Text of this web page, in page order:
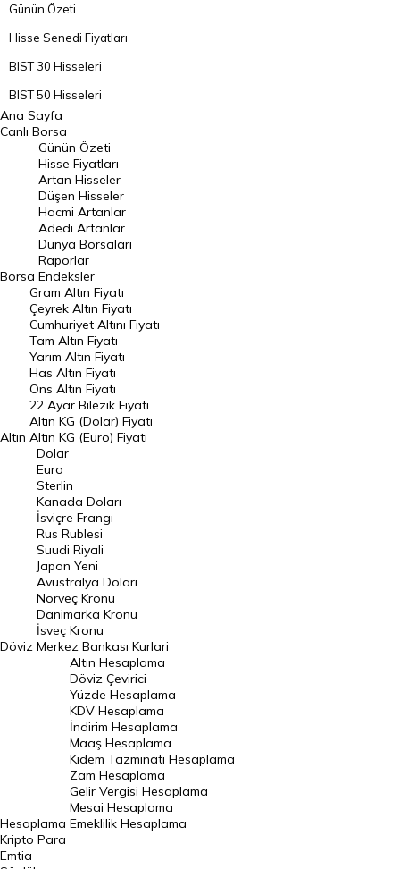
Günün Özeti
Hisse Senedi Fiyatları
BIST 30 Hisseleri
BIST 50 Hisseleri
BIST 100 Hisseleri
En Çok Artan Hisseler
En Çok Düşen Hisseler
Hacmi Artanlar
Geçmiş Kapanışlar
Dünya Borsaları
Raporlar
Endeksler
DÖVİZ
Döviz Kuru
Dolar Kuru
Euro Kuru
Pound Kuru
Frank Kuru
Riyal Kuru
Avustralya Doları
Danimarka Kronu Kuru
Kanada Doları Kuru
Norveç Kronu Kuru
İsveç Kronu Kuru
Japon Yeni Kuru
Serbest Piyasa Döviz Kurları
Merkez Bankası Döviz Kurları
Altın Fiyatları
Gram Altın Fiyatı
Ana Sayfa
Canlı Borsa
Borsa
Günün Özeti
Hisse Fiyatları
Artan Hisseler
Düşen Hisseler
Hacmi Artanlar
Adedi Artanlar
Dünya Borsaları
Raporlar
Endeksler
Altın
Gram Altın Fiyatı
Çeyrek Altın Fiyatı
Cumhuriyet Altını Fiyatı
Tam Altın Fiyatı
Yarım Altın Fiyatı
Has Altın Fiyatı
Ons Altın Fiyatı
22 Ayar Bilezik Fiyatı
Altın KG (Dolar) Fiyatı
Altın KG (Euro) Fiyatı
Döviz
Dolar
Euro
Sterlin
Kanada Doları
İsviçre Frangı
Rus Rublesi
Suudi Riyali
Japon Yeni
Avustralya Doları
Norveç Kronu
Danimarka Kronu
İsveç Kronu
Merkez Bankası Kurlari
Hesaplama
Altın Hesaplama
Döviz Çevirici
Yüzde Hesaplama
KDV Hesaplama
İndirim Hesaplama
Maaş Hesaplama
Kıdem Tazminatı Hesaplama
Zam Hesaplama
Gelir Vergisi Hesaplama
Mesai Hesaplama
Emeklilik Hesaplama
Kripto Para
Emtia